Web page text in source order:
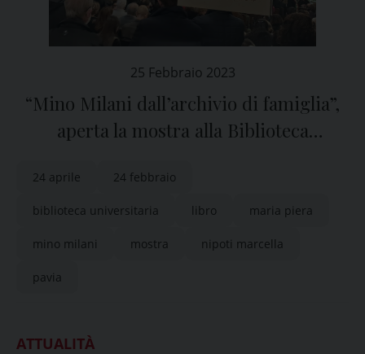
25 Febbraio 2023
“Mino Milani dall’archivio di famiglia”,
aperta la mostra alla Biblioteca
24 aprile 24 febbraio
biblioteca universitaria libro maria piera
mino milani mostra nipoti marcella
pavia
ATTUALITÀ